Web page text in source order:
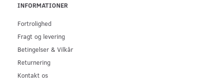
INFORMATIONER
Fortrolighed
Fragt og levering
Betingelser & Vilkår
Returnering
Kontakt os